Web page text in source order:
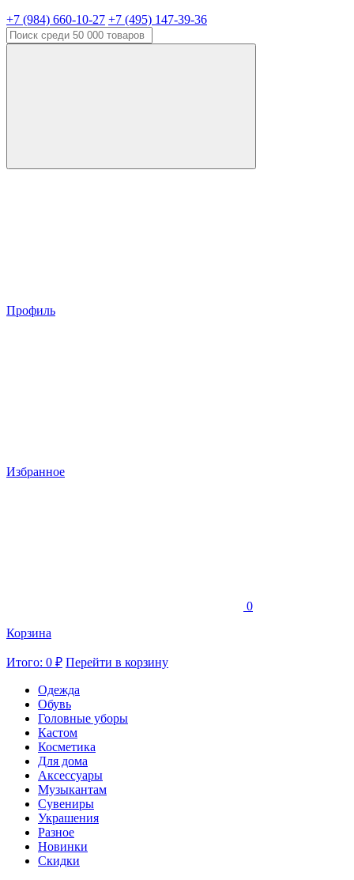
+7 (984) 660-10-27 +7 (495) 147-39-36
Профиль
Избранное
0
Корзина
Итого: 0 ₽ Перейти в корзину
Одежда
Обувь
Головные уборы
Кастом
Косметика
Для дома
Аксессуары
Музыкантам
Сувениры
Украшения
Разное
Новинки
Скидки